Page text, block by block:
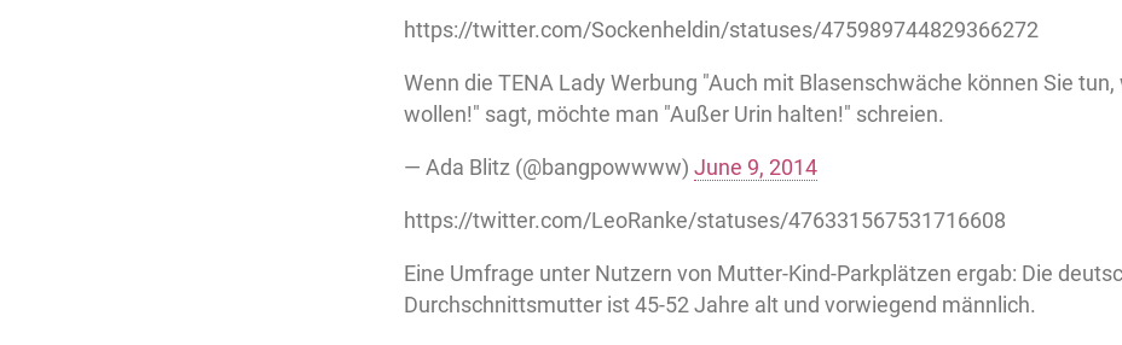
https://twitter.com/Sockenheldin/statuses/475989744829366272
Wenn die TENA Lady Werbung "Auch mit Blasenschwäche können Sie
wollen!" sagt, möchte man "Außer Urin halten!" schreien.
— Ada Blitz (@bangpowwww) June 9, 2014
https://twitter.com/LeoRanke/statuses/476331567531716608
Eine Umfrage unter Nutzern von Mutter-Kind-Parkplätzen ergab: Die
Durchschnittsmutter ist 45-52 Jahre alt und vorwiegend männlich.